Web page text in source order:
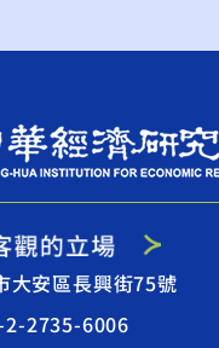
大安區長興街75號
2-2735-6006